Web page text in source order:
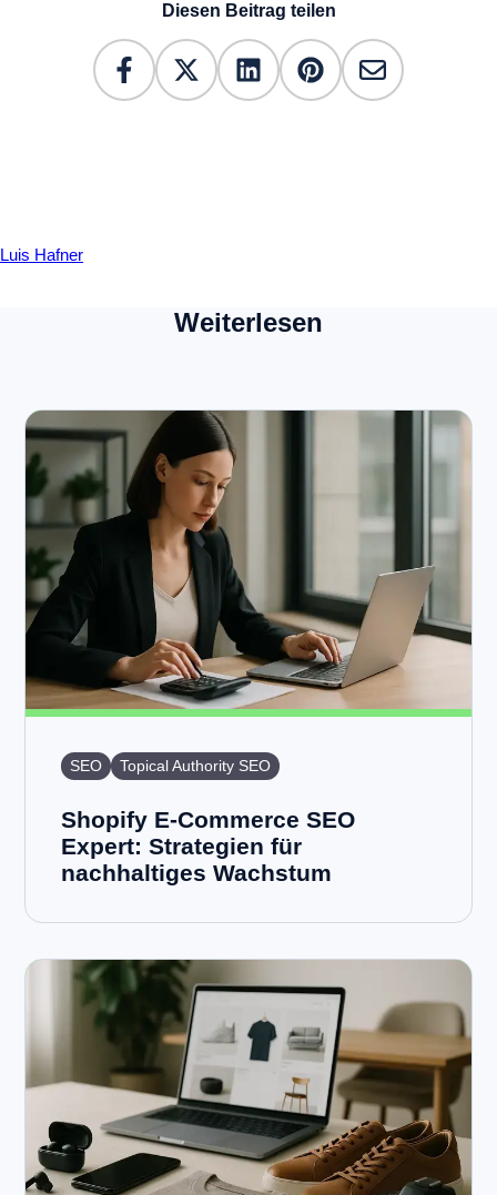
Diesen Beitrag teilen
Luis Hafner
Weiterlesen
SEO Topical Authority SEO
Shopify E-Commerce SEO
Expert: Strategien für
nachhaltiges Wachstum